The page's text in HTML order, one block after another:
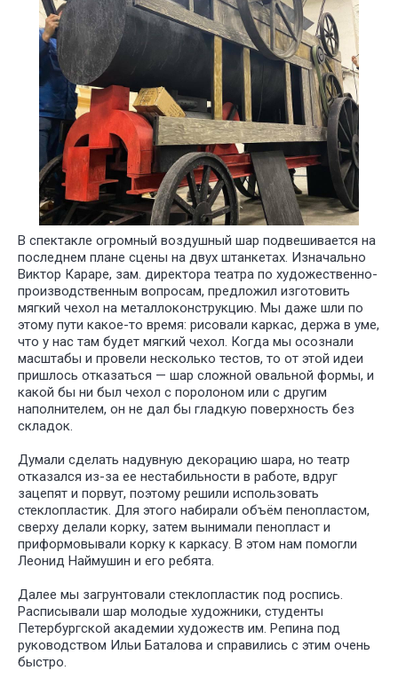
Как мы сделали
воздушный шар с
корзиной — 11,8 м
в высоту и 7 м в
ширину
В спектакле огромный воздушный шар подвешивается на
последнем плане сцены на двух штанкетах. Изначально
Виктор Караре, зам. директора театра по художественно-
производственным вопросам, предложил изготовить
мягкий чехол на металлоконструкцию. Мы даже шли по
этому пути какое-то время: рисовали каркас, держа в уме,
что у нас там будет мягкий чехол. Когда мы осознали
масштабы и провели несколько тестов, то от этой идеи
пришлось отказаться — шар сложной овальной формы, и
какой бы ни был чехол с поролоном или с другим
наполнителем, он не дал бы гладкую поверхность без
складок.
Думали сделать надувную декорацию шара, но театр
отказался из-за ее нестабильности в работе, вдруг
зацепят и порвут, поэтому решили использовать
стеклопластик. Для этого набирали объём пенопластом,
сверху делали корку, затем вынимали пенопласт и
приформовывали корку к каркасу. В этом нам помогли
Леонид Наймушин и его ребята.
Далее мы загрунтовали стеклопластик под роспись.
Расписывали шар молодые художники, студенты
Петербургской академии художеств им. Репина под
руководством Ильи Баталова и справились с этим очень
быстро.